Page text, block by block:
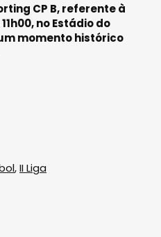
CP B, referente à
no Estádio do
momento histórico
,II Liga